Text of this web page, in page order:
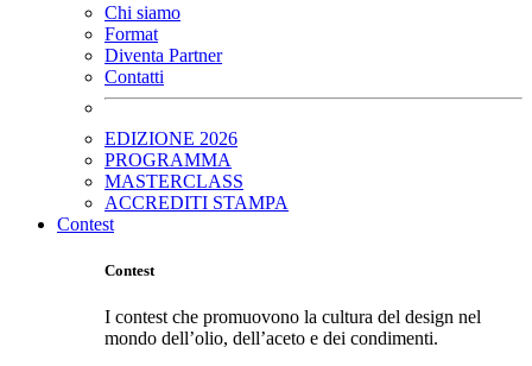
Chi siamo
Format
Diventa Partner
Contatti
EDIZIONE 2026
PROGRAMMA
MASTERCLASS
ACCREDITI STAMPA
Contest
Contest
I contest che promuovono la cultura del design nel
mondo dell’olio, dell’aceto e dei condimenti.